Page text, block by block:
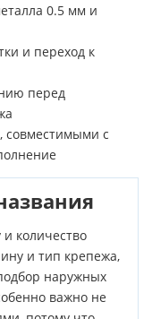
0.5 мм и
и переход к
перед
совместимыми с
количество
и тип крепежа,
наружных
важно не